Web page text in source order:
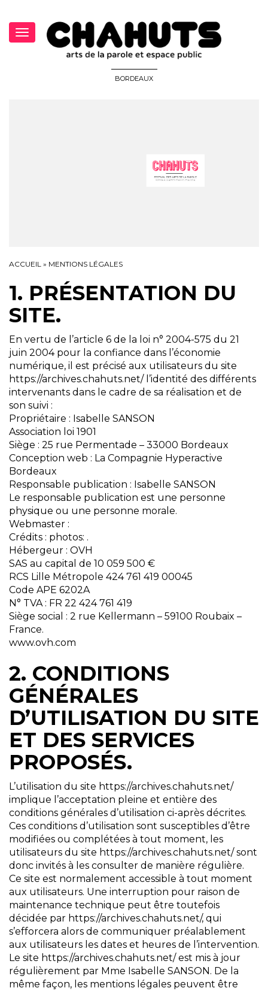
Toggle
navigation
BORDEAUX
ACCUEIL » MENTIONS LÉGALES
1. PRÉSENTATION DU
SITE.
En vertu de l’article 6 de la loi n° 2004-575 du 21
juin 2004 pour la confiance dans l’économie
numérique, il est précisé aux utilisateurs du site
https://archives.chahuts.net/ l’identité des différents
intervenants dans le cadre de sa réalisation et de
son suivi :
Propriétaire : Isabelle SANSON
Association loi 1901
Siège : 25 rue Permentade – 33000 Bordeaux
Conception web : La Compagnie Hyperactive
Bordeaux
Responsable publication : Isabelle SANSON
Le responsable publication est une personne
physique ou une personne morale.
Webmaster :
Crédits : photos: .
Hébergeur : OVH
SAS au capital de 10 059 500 €
RCS Lille Métropole 424 761 419 00045
Code APE 6202A
N° TVA : FR 22 424 761 419
Siège social : 2 rue Kellermann – 59100 Roubaix –
France.
www.ovh.com
2. CONDITIONS
GÉNÉRALES
D’UTILISATION DU SITE
ET DES SERVICES
PROPOSÉS.
L’utilisation du site https://archives.chahuts.net/
implique l’acceptation pleine et entière des
conditions générales d’utilisation ci-après décrites.
Ces conditions d’utilisation sont susceptibles d’être
modifiées ou complétées à tout moment, les
utilisateurs du site https://archives.chahuts.net/ sont
donc invités à les consulter de manière régulière.
Ce site est normalement accessible à tout moment
aux utilisateurs. Une interruption pour raison de
maintenance technique peut être toutefois
décidée par https://archives.chahuts.net/, qui
s’efforcera alors de communiquer préalablement
aux utilisateurs les dates et heures de l’intervention.
Le site https://archives.chahuts.net/ est mis à jour
régulièrement par Mme Isabelle SANSON. De la
même façon, les mentions légales peuvent être